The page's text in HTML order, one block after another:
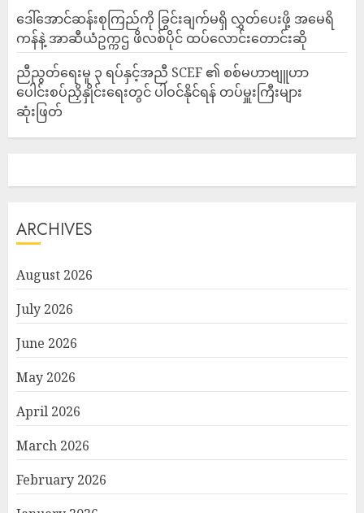
ဒေါ်အောင်ဆန်းစုကြည်ကို ခြွင်းချက်မရှိ လွှတ်ပေးဖို့ အမေရိ
ကန်နဲ့ အာဆီယံဥက္ကဌ ဖိလစ်ပိုင် ထပ်လောင်းတောင်းဆို
ညီညွတ်ရေးမူ ၃ ရပ်နှင့်အညီ SCEF ၏ စစ်မဟာဗျူဟာ
ပေါင်းစပ်ညှိနှိုင်းရေးတွင် ပါဝင်နိုင်ရန် တပ်မှူးကြီးများ
ဆုံးဖြတ်
ARCHIVES
August 2026
July 2026
June 2026
May 2026
April 2026
March 2026
February 2026